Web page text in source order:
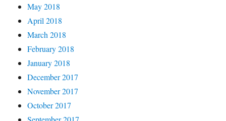
May 2018
April 2018
March 2018
February 2018
January 2018
December 2017
November 2017
October 2017